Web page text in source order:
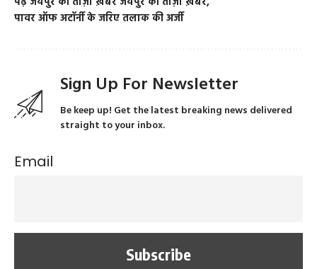
पावर ऑफ अटॉर्नी के जरिए तलाक की अर्जी
Sign Up For Newsletter
Be keep up! Get the latest breaking news delivered
straight to your inbox.
Email